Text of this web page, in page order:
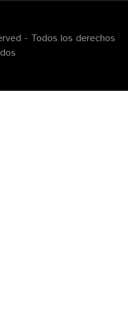
- Todos los derechos